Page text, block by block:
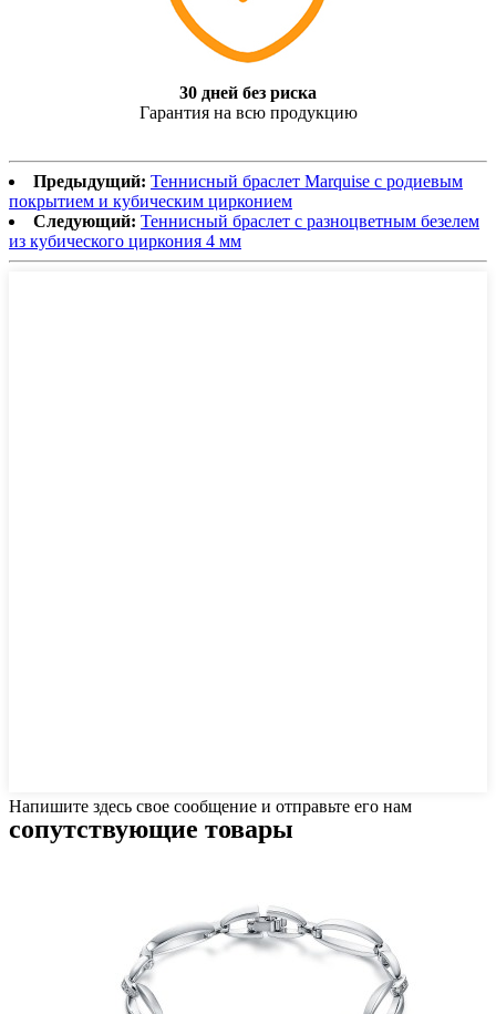
30 дней без риска
Гарантия на всю продукцию
Предыдущий: Теннисный браслет Marquise с родиевым
покрытием и кубическим цирконием
Следующий: Теннисный браслет с разноцветным безелем
из кубического циркония 4 мм
Напишите здесь свое сообщение и отправьте его нам
сопутствующие товары